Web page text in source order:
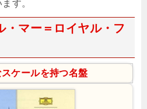
す。
・マー＝ロイヤル・フ
ケールを持つ名盤